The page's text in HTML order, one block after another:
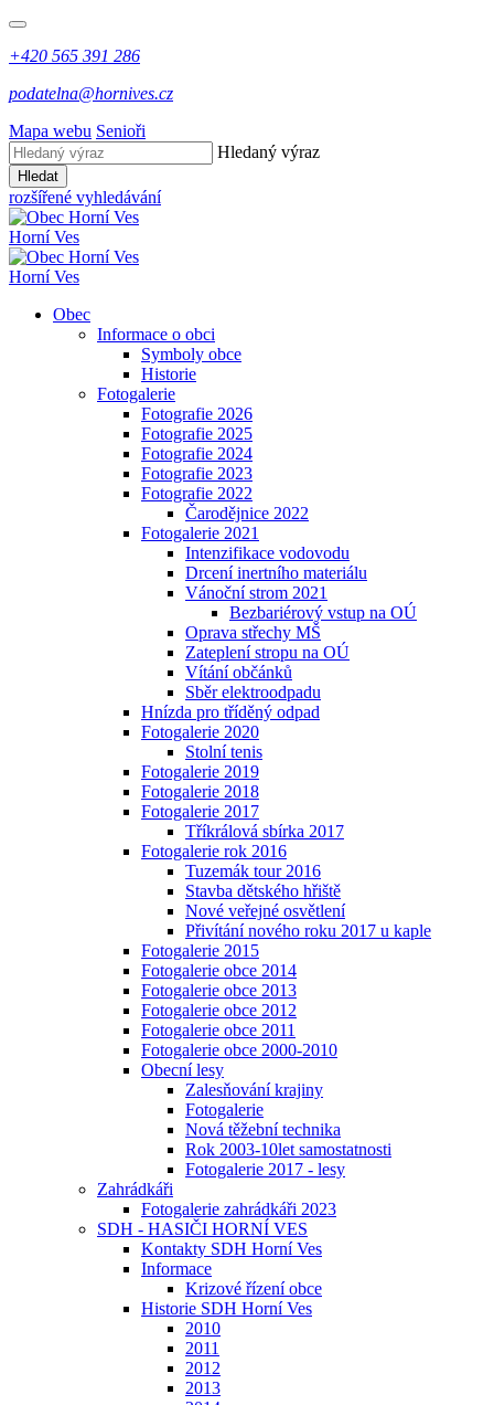
+420 565 391 286
podatelna@hornives.cz
Mapa webu Senioři
Hledaný výraz
Hledat
rozšířené vyhledávání
Horní Ves
Horní Ves
Obec
Informace o obci
Symboly obce
Historie
Fotogalerie
Fotografie 2026
Fotografie 2025
Fotografie 2024
Fotografie 2023
Fotografie 2022
Čarodějnice 2022
Fotogalerie 2021
Intenzifikace vodovodu
Drcení inertního materiálu
Vánoční strom 2021
Bezbariérový vstup na OÚ
Oprava střechy MŠ
Zateplení stropu na OÚ
Vítání občánků
Sběr elektroodpadu
Hnízda pro tříděný odpad
Fotogalerie 2020
Stolní tenis
Fotogalerie 2019
Fotogalerie 2018
Fotogalerie 2017
Tříkrálová sbírka 2017
Fotogalerie rok 2016
Tuzemák tour 2016
Stavba dětského hřiště
Nové veřejné osvětlení
Přivítání nového roku 2017 u kaple
Fotogalerie 2015
Fotogalerie obce 2014
Fotogalerie obce 2013
Fotogalerie obce 2012
Fotogalerie obce 2011
Fotogalerie obce 2000-2010
Obecní lesy
Zalesňování krajiny
Fotogalerie
Nová těžební technika
Rok 2003-10let samostatnosti
Fotogalerie 2017 - lesy
Zahrádkáři
Fotogalerie zahrádkáři 2023
SDH - HASIČI HORNÍ VES
Kontakty SDH Horní Ves
Informace
Krizové řízení obce
Historie SDH Horní Ves
2010
2011
2012
2013